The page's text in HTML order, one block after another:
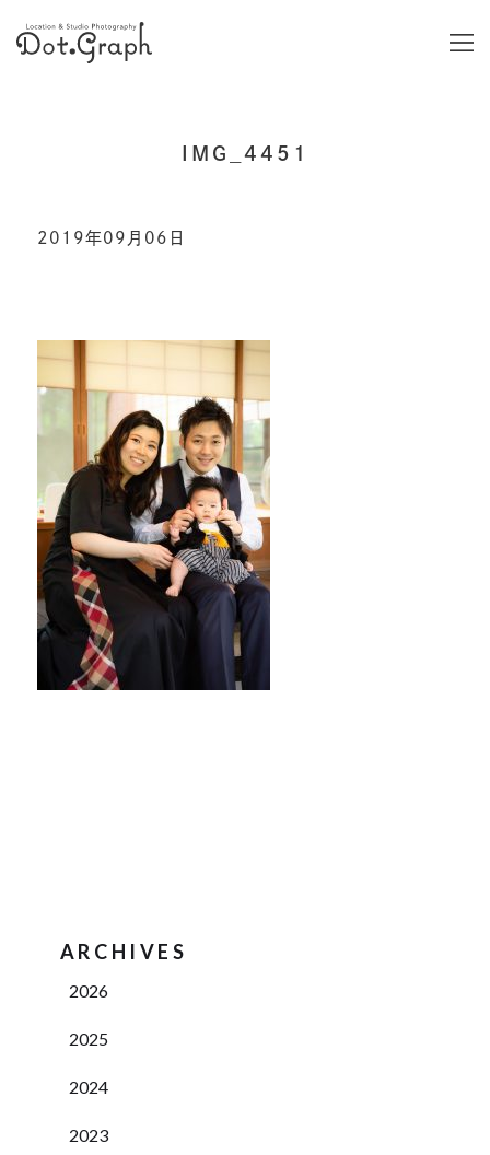
IMG_4451
2019年09月06日
ARCHIVES
2026
2025
2024
2023